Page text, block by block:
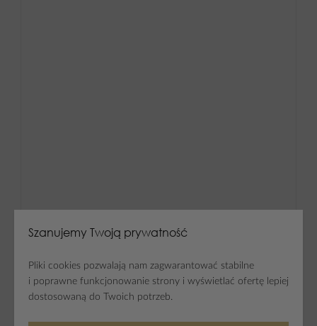
Szanujemy Twoją prywatność
Pliki cookies pozwalają nam zagwarantować stabilne
i poprawne funkcjonowanie strony i wyświetlać ofertę lepiej
dostosowaną do Twoich potrzeb.